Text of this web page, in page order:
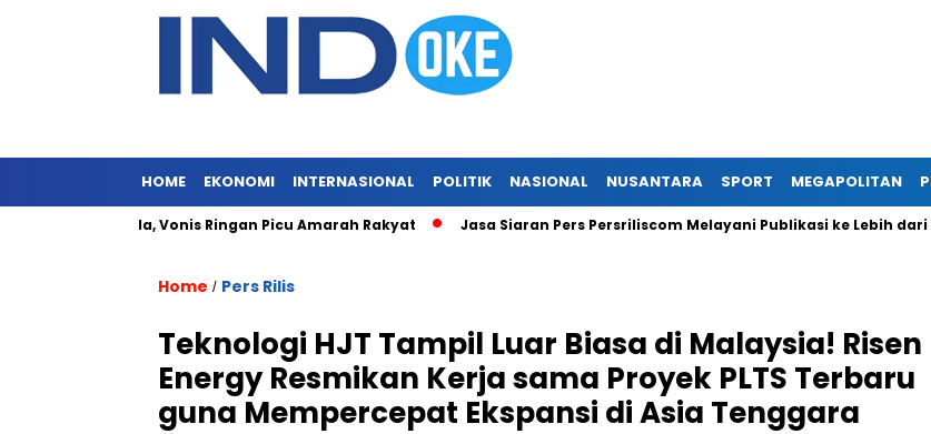
HOME EKONOMI INTERNASIONAL POLITIK NASIONAL NUSANTARA SPORT MEGAPOLITAN
Merajalela, Vonis Ringan Picu Amarah Rakyat Jasa Siaran Pers Persriliscom Melayani Publikasi ke Lebih dari 150
Home / Pers Rilis
Teknologi HJT Tampil Luar Biasa di Malaysia! Risen
Energy Resmikan Kerja sama Proyek PLTS Terbaru
guna Mempercepat Ekspansi di Asia Tenggara